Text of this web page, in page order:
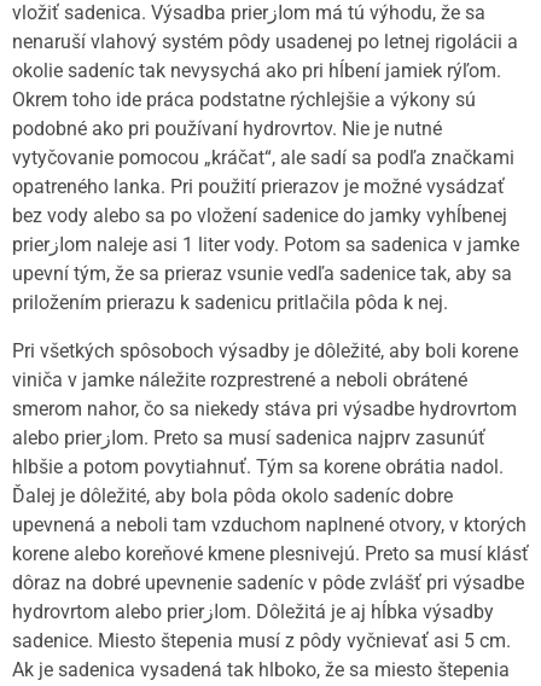
vložiť sadenica. Výsadba prierازom má tú výhodu, že sa
nenaruší vlahový systém pôdy usadenej po letnej rigolácii a
okolie sadeníc tak nevysychá ako pri hĺbení jamiek rýľom.
Okrem toho ide práca podstatne rýchlejšie a výkony sú
podobné ako pri používaní hydrovrtov. Nie je nutné
vytyčovanie pomocou „kráčat“, ale sadí sa podľa značkami
opatreného lanka. Pri použití prierazov je možné vysádzať
bez vody alebo sa po vložení sadenice do jamky vyhĺbenej
prierازom naleje asi 1 liter vody. Potom sa sadenica v jamke
upevní tým, že sa prieraz vsunie vedľa sadenice tak, aby sa
priložením prierazu k sadenicu pritlačila pôda k nej.
Pri všetkých spôsoboch výsadby je dôležité, aby boli korene
viniča v jamke náležite rozprestrené a neboli obrátené
smerom nahor, čo sa niekedy stáva pri výsadbe hydrovrtom
alebo prierازom. Preto sa musí sadenica najprv zasunúť
hlbšie a potom povytiahnuť. Tým sa korene obrátia nadol.
Ďalej je dôležité, aby bola pôda okolo sadeníc dobre
upevnená a neboli tam vzduchom naplnené otvory, v ktorých
korene alebo koreňové kmene plesnivejú. Preto sa musí klásť
dôraz na dobré upevnenie sadeníc v pôde zvlášť pri výsadbe
hydrovrtom alebo prierازom. Dôležitá je aj hĺbka výsadby
sadenice. Miesto štepenia musí z pôdy vyčnievať asi 5 cm.
Ak je sadenica vysadená tak hlboko, že sa miesto štepenia